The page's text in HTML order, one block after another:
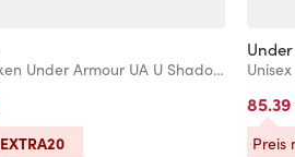
Unisex Multinocken Under Armour UA U Shadow Select 4 Turf
EXTRA20 Preis